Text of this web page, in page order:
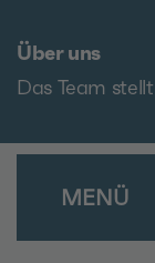
Über uns
Das Team
MENÜ